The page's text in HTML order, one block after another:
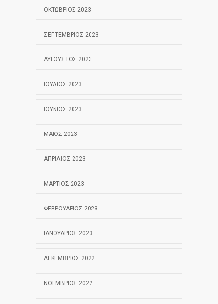
ΟΚΤΏΒΡΙΟΣ 2023
ΣΕΠΤΈΜΒΡΙΟΣ 2023
ΑΎΓΟΥΣΤΟΣ 2023
ΙΟΎΛΙΟΣ 2023
ΙΟΎΝΙΟΣ 2023
ΜΆΙΟΣ 2023
ΑΠΡΊΛΙΟΣ 2023
ΜΆΡΤΙΟΣ 2023
ΦΕΒΡΟΥΆΡΙΟΣ 2023
ΙΑΝΟΥΆΡΙΟΣ 2023
ΔΕΚΈΜΒΡΙΟΣ 2022
ΝΟΈΜΒΡΙΟΣ 2022